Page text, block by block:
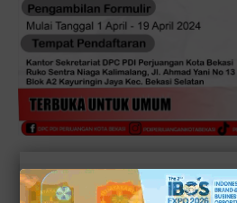
Baca juga:Warga & Tokoh